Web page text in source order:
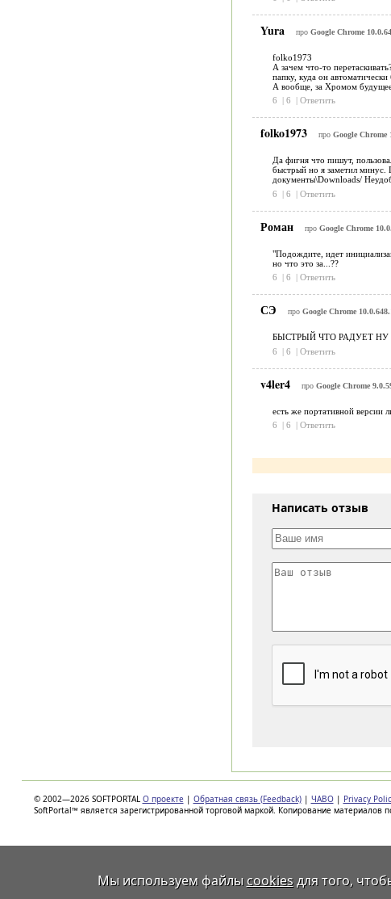
Yura про Google Chrome
folko1973
А зачем что-то
папку, куда он
А вообще, за Хромом
6
| 6 | Ответить
folko1973 про Google Chrome
Да фигня что пишут,
быстрый но я заметил минус.
документы\Downloads/
6
| 6 | Ответить
Роман про Google Chrome
"Подождите, идет
но что это за...??
6
| 6 | Ответить
СЭ про Google Chrome
БЫСТРЫЙ ЧТО РАДУЕТ НУ
6
| 6 | Ответить
v4ler4 про Google Chrome
есть же портативной версии
6
| 6 | Ответить
Написать отзыв
© 2002—2026 SOFTPORTAL О проекте | Обратная связь (Feedback) | ЧАВО | Privacy
SoftPortal™ является зарегистрированной торговой маркой. Копирование материалов
Мы используем файлы cookiesдля того,